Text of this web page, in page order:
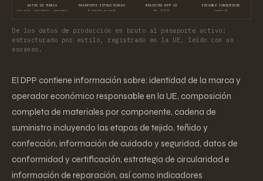
DATOS DE MARCA
tech packs · certificados · proveedores
PASAPORTE ESTRUCTURADO
10 dominios por estilo
REGISTRO DPP UE
Art. 13 ESPR
ESCANEO CONSUMIDOR
soporte QR
De los datos de producción en bruto al pasaporte activo:
estructurado por estilo, registrado en la UE, leído con un
escaneo.
El DPP contiene información sobre: identidad de la marca y
operador económico responsable en la UE, composición
completa de materiales por componente, cadena de
suministro incluyendo las etapas de tejido, teñido y
confección, información de cuidado y seguridad, datos de
conformidad y certificación, estrategia de circularidad e
información de reparación, así como indicadores